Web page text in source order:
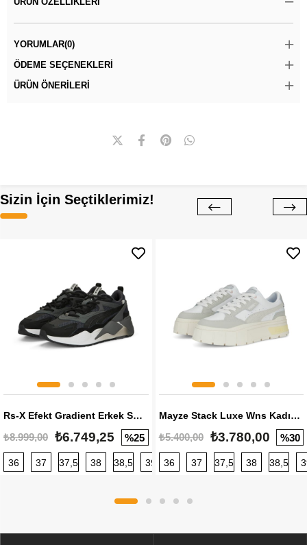
YORUMLAR(0)
ÖDEME SEÇENEKLERI
ÜRÜN ÖNERILERI
Sizin İçin Seçtiklerimiz!
Rs-X Efekt Gradient Erkek Sneaker
₺8.999,00 ₺6.749,25 %25
36 37 37,5 38 38,5 39 40 40,5 41 42 42,5
Mayze Stack Luxe Wns Kadın Sneaker
₺5.400,00 ₺3.780,00 %30
36 37 37,5 38 38,5